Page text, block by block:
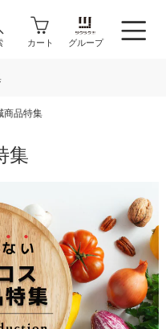
カート グループ
商品特集
集